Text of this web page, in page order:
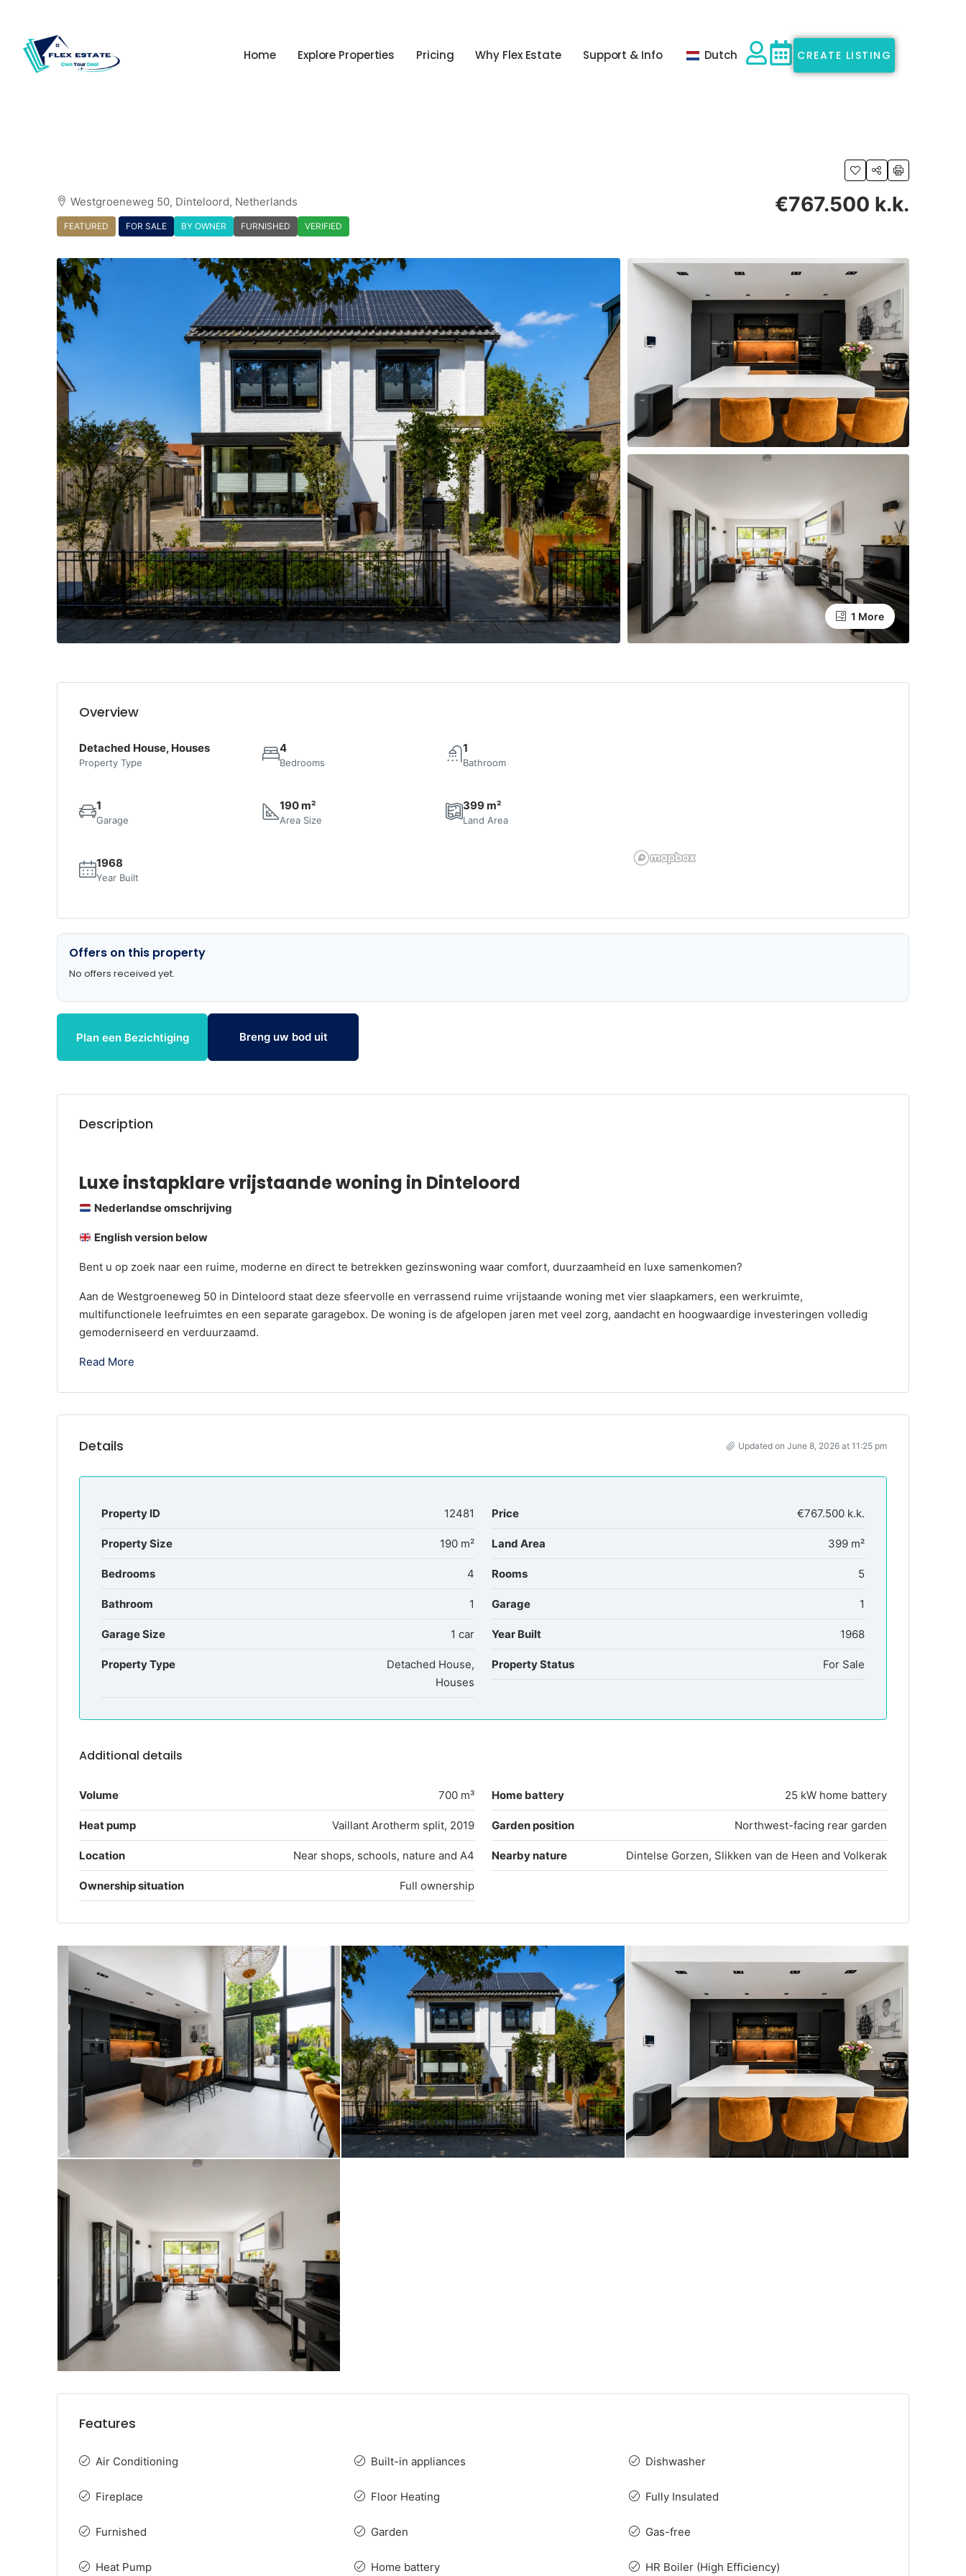
Home Explore Properties Pricing Why Flex Estate Support & Info Dutch CREATE LISTING
Westgroeneweg 50, Dinteloord, Netherlands
FEATURED FOR SALE BY OWNER FURNISHED VERIFIED
€767.500 k.k.
1 More
Overview
Detached House, Houses
Property Type
4
Bedrooms
1
Bathroom
1
Garage
190 m²
Area Size
399 m²
Land Area
1968
Year Built
Offers on this property
No offers received yet.
Plan een Bezichtiging Breng uw bod uit
Description
Luxe instapklare vrijstaande woning in Dinteloord
Nederlandse omschrijving
English version below
Bent u op zoek naar een ruime, moderne en direct te betrekken gezinswoning waar comfort, duurzaamheid en luxe samenkomen?
Aan de Westgroeneweg 50 in Dinteloord staat deze sfeervolle en verrassend ruime vrijstaande woning met vier slaapkamers, een werkruimte,
multifunctionele leefruimtes en een separate garagebox. De woning is de afgelopen jaren met veel zorg, aandacht en hoogwaardige investeringen volledig
gemoderniseerd en verduurzaamd.
Read More
Details Updated on June 8, 2026 at 11:25 pm
Property ID 12481 Price €767.500 k.k.
Property Size 190 m² Land Area 399 m²
Bedrooms 4 Rooms 5
Bathroom 1 Garage 1
Garage Size 1 car Year Built 1968
Property Type
Detached House,
Houses
Property Status For Sale
Additional details
Volume 700 m³ Home battery 25 kW home battery
Heat pump Vaillant Arotherm split, 2019 Garden position Northwest-facing rear garden
Location Near shops, schools, nature and A4 Nearby nature Dintelse Gorzen, Slikken van de Heen and Volkerak
Ownership situation Full ownership
Features
Air Conditioning Built-in appliances Dishwasher
Fireplace Floor Heating Fully Insulated
Furnished Garden Gas-free
Heat Pump Home battery HR Boiler (High Efficiency)